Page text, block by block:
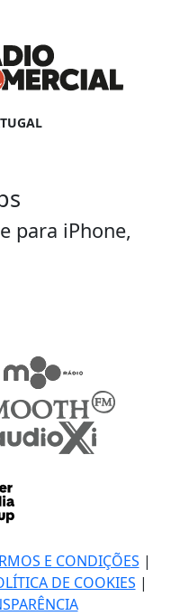
para iPhone,
E CONDIÇÕES |
DE COOKIES |